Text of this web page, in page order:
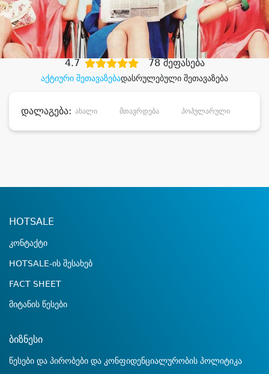
შეიძინესასურველი მომსახურება
დიდი დანაზოგით
აქტიური შეთავაზებადასრულებული შეთავაზება
4.7 78 შეფასება
დალაგება: ახალი მთავრდება პოპულარული
HOTSALE
კონტაქტი
HOTSALE-ის შესახებ
FACT SHEET
მიტანის წესები
ბიზნესი
წესები და პირობები და კონფიდენციალურობის პოლიტიკა